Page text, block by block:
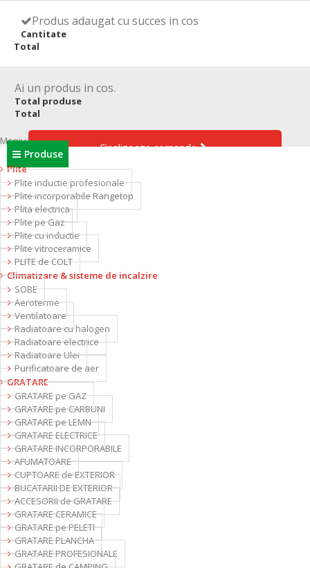
Contact
Sunati-ne:0771 119 325
Cauta un produs
Plateste
Produs adaugat cu succes in cos
Cantitate
Total
Ai un produs in cos.
Total produse
Total
Finalizeaza comanda
Meniu
Produse
Plite
Plite inductie profesionale
Plite incorporabile Rangetop
Plita electrica
Plite pe Gaz
Plite cu inductie
Plite vitroceramice
PLITE de COLT
Climatizare & sisteme de incalzire
SOBE
Aeroterme
Ventilatoare
Radiatoare cu halogen
Radiatoare electrice
Radiatoare Ulei
Purificatoare de aer
GRATARE
GRATARE pe GAZ
GRATARE pe CARBUNI
GRATARE pe LEMN
GRATARE ELECTRICE
GRATARE INCORPORABILE
AFUMATOARE
CUPTOARE de EXTERIOR
BUCATARII DE EXTERIOR
ACCESORII de GRATARE
GRATARE CERAMICE
GRATARE pe PELETI
GRATARE PLANCHA
GRATARE PROFESIONALE